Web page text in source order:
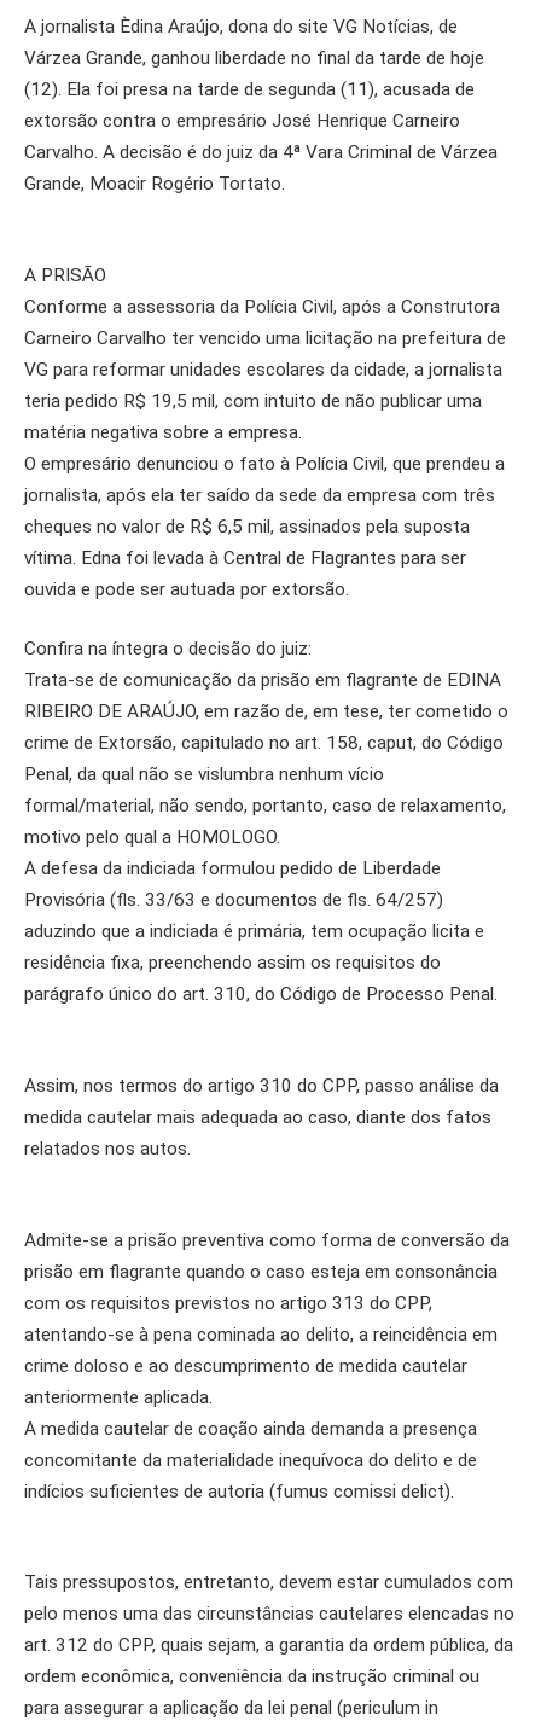
A jornalista Èdina Araújo, dona do site VG Notícias, de
Várzea Grande, ganhou liberdade no final da tarde de hoje
(12). Ela foi presa na tarde de segunda (11), acusada de
extorsão contra o empresário José Henrique Carneiro
Carvalho. A decisão é do juiz da 4ª Vara Criminal de Várzea
Grande, Moacir Rogério Tortato.
A PRISÃO
Conforme a assessoria da Polícia Civil, após a Construtora
Carneiro Carvalho ter vencido uma licitação na prefeitura de
VG para reformar unidades escolares da cidade, a jornalista
teria pedido R$ 19,5 mil, com intuito de não publicar uma
matéria negativa sobre a empresa.
O empresário denunciou o fato à Polícia Civil, que prendeu a
jornalista, após ela ter saído da sede da empresa com três
cheques no valor de R$ 6,5 mil, assinados pela suposta
vítima. Edna foi levada à Central de Flagrantes para ser
ouvida e pode ser autuada por extorsão.
Confira na íntegra o decisão do juiz:
Trata-se de comunicação da prisão em flagrante de EDINA
RIBEIRO DE ARAÚJO, em razão de, em tese, ter cometido o
crime de Extorsão, capitulado no art. 158, caput, do Código
Penal, da qual não se vislumbra nenhum vício
formal/material, não sendo, portanto, caso de relaxamento,
motivo pelo qual a HOMOLOGO.
A defesa da indiciada formulou pedido de Liberdade
Provisória (fls. 33/63 e documentos de fls. 64/257)
aduzindo que a indiciada é primária, tem ocupação licita e
residência fixa, preenchendo assim os requisitos do
parágrafo único do art. 310, do Código de Processo Penal.
Assim, nos termos do artigo 310 do CPP, passo análise da
medida cautelar mais adequada ao caso, diante dos fatos
relatados nos autos.
Admite-se a prisão preventiva como forma de conversão da
prisão em flagrante quando o caso esteja em consonância
com os requisitos previstos no artigo 313 do CPP,
atentando-se à pena cominada ao delito, a reincidência em
crime doloso e ao descumprimento de medida cautelar
anteriormente aplicada.
A medida cautelar de coação ainda demanda a presença
concomitante da materialidade inequívoca do delito e de
indícios suficientes de autoria (fumus comissi delict).
Tais pressupostos, entretanto, devem estar cumulados com
pelo menos uma das circunstâncias cautelares elencadas no
art. 312 do CPP, quais sejam, a garantia da ordem pública, da
ordem econômica, conveniência da instrução criminal ou
para assegurar a aplicação da lei penal (periculum in